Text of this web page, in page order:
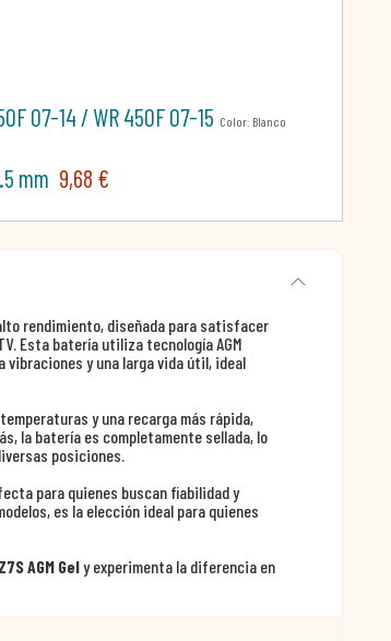
07-14 / WR 450F 07-15 Color: Blanco
mm 9,68 €
rendimiento, diseñada para satisfacer
Esta batería utiliza tecnología AGM
vibraciones y una larga vida útil, ideal
y una recarga más rápida,
la batería es completamente sellada, lo
posiciones.
para quienes buscan fiabilidad y
es la elección ideal para quienes
AGM Gely experimenta la diferencia en